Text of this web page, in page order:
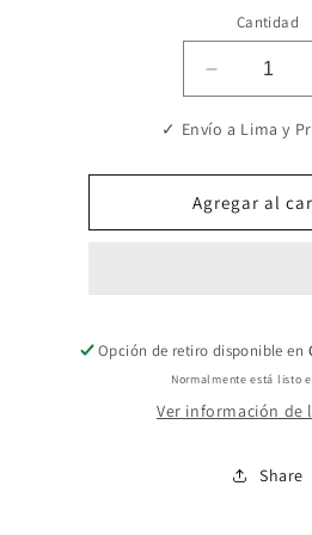
no
Cantidad
Reducir
cantidad
para
bonny
✓ Envío a Lima y
Agregar al
Opción de retiro disponible en
Normalmente está listo
Ver información de
Share